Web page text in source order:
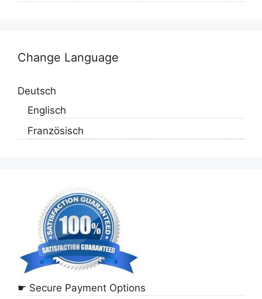
Change Language
Deutsch
Englisch
Französisch
☛ Secure Payment Options